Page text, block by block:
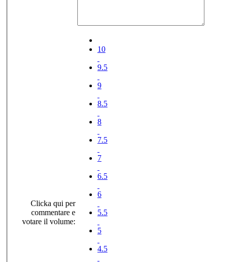
Clicka qui per
commentare e
votare il volume:
10
9.5
9
8.5
8
7.5
7
6.5
6
5.5
5
4.5